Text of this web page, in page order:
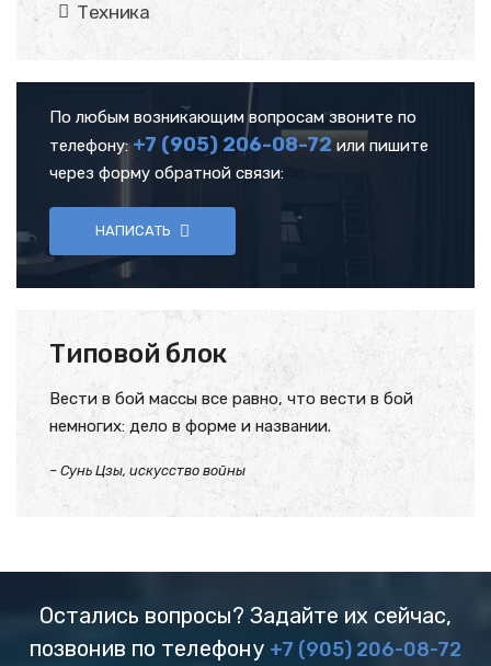
Техника
По любым возникающим вопросам звоните по
телефону:+7 (905) 206-08-72 или пишите
через форму обратной связи:
НАПИСАТЬ
Типовой блок
Вести в бой массы все равно, что вести в бой
немногих: дело в форме и названии.
– Сунь Цзы, искусство войны
Остались вопросы? Задайте их сейчас,
позвонив по телефону +7 (905) 206-08-72